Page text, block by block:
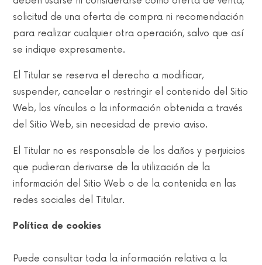
solicitud de una oferta de compra ni recomendación
para realizar cualquier otra operación, salvo que así
se indique expresamente.
El Titular se reserva el derecho a modificar,
suspender, cancelar o restringir el contenido del Sitio
Web, los vínculos o la información obtenida a través
del Sitio Web, sin necesidad de previo aviso.
El Titular no es responsable de los daños y perjuicios
que pudieran derivarse de la utilización de la
información del Sitio Web o de la contenida en las
redes sociales del Titular.
Política de cookies
Puede consultar toda la información relativa a la